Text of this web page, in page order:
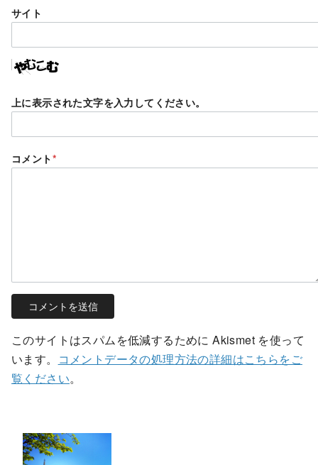
サイト
上に表示された文字を入力してください。
コメント*
このサイトはスパムを低減するために Akismet を使って
います。
コメントデータの処理方法の詳細はこちらをご
覧ください。